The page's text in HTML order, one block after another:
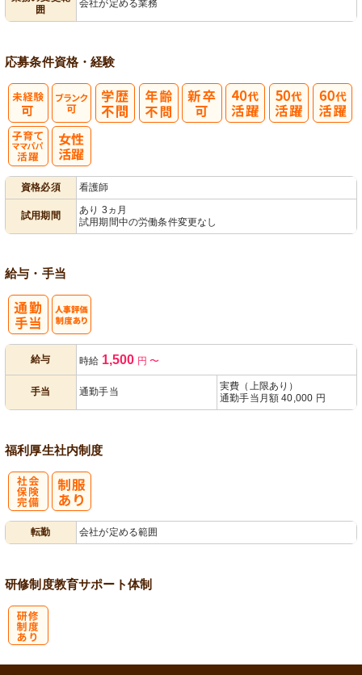
囲
会社が定める業務
応募条件資格・経験
資格必須 看護師
試用期間
あり 3ヵ月
試用期間中の労働条件変更なし
給与・手当
給与 時給 1,500 円 〜
手当 通勤手当
実費（上限あり）
通勤手当月額 40,000 円
福利厚生社内制度
転勤 会社が定める範囲
研修制度教育サポート体制